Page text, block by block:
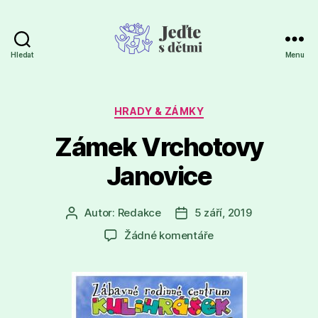
Hledat Menu
Rubriky
HRADY & ZÁMKY
Zámek Vrchotovy
Janovice
Autor
příspěvku
Autor: Redakce
Datum
příspěvku
5 září, 2019
Žádné komentářeu
názvem
Zámek
Vrchotovy